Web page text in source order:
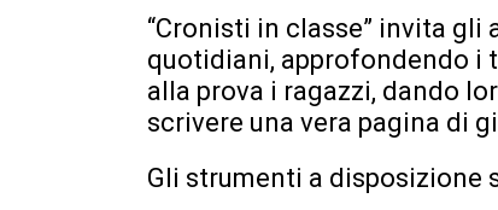
“Cronisti in classe” invita gli
quotidiani, approfondendo i
alla prova i ragazzi, dando
scrivere una vera pagina di
Gli strumenti a disposizione